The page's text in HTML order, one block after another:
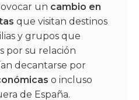
un cambio en
que visitan destinos
y grupos que
por su relación
decantarse por
o incluso
de España.